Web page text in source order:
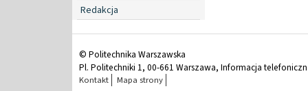
Redakcja
© Politechnika Warszawska
Pl. Politechniki 1, 00-661 Warszawa, Informacja
Kontakt Mapa strony